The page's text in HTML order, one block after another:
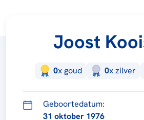
Joost
0x goud 0xzilver
Geboortedatum:
31 oktober 1976